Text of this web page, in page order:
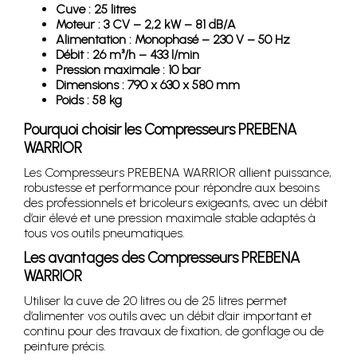
Cuve : 25 litres
Moteur : 3 CV – 2,2 kW – 81 dB/A
Alimentation : Monophasé – 230 V – 50 Hz
Débit : 26 m³/h – 433 l/min
Pression maximale : 10 bar
Dimensions : 790 x 630 x 580 mm
Poids : 58 kg
Pourquoi choisir les Compresseurs PREBENA
WARRIOR
Les Compresseurs PREBENA WARRIOR allient puissance,
robustesse et performance pour répondre aux besoins
des professionnels et bricoleurs exigeants, avec un débit
d’air élevé et une pression maximale stable adaptés à
tous vos outils pneumatiques.
Les avantages des Compresseurs PREBENA
WARRIOR
Utiliser la cuve de 20 litres ou de 25 litres permet
d’alimenter vos outils avec un débit d’air important et
continu pour des travaux de fixation, de gonflage ou de
peinture précis.